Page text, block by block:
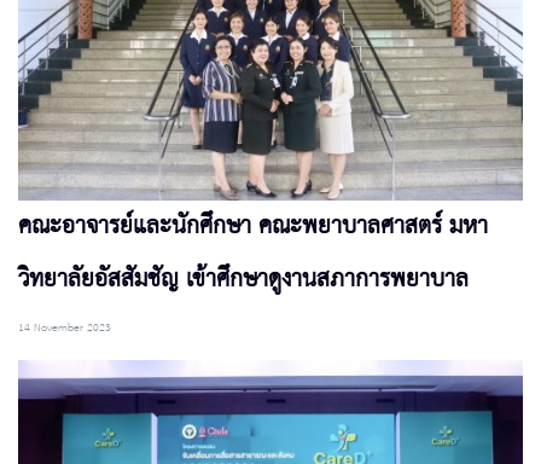
คณะอาจารย์และนักศึกษา คณะพยาบาลศาสตร์ มหา
วิทยาลัยอัสสัมชัญ เข้าศึกษาดูงานสภาการพยาบาล
14 November 2023